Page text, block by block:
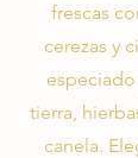
frescas
cerezas y
tierra,
canela.